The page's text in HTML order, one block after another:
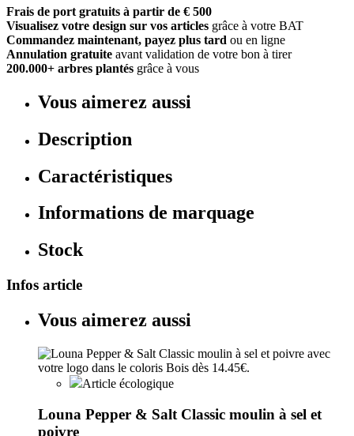
Frais de port gratuits à partir de € 500
Visualisez votre design sur vos articles grâce à votre BAT
Commandez maintenant, payez plus tard ou en ligne
Annulation gratuite avant validation de votre bon à tirer
200.000+ arbres plantés grâce à vous
Vous aimerez aussi
Description
Caractéristiques
Informations de marquage
Stock
Infos article
Vous aimerez aussi
Article écologique
Louna Pepper & Salt Classic moulin à sel et
poivre